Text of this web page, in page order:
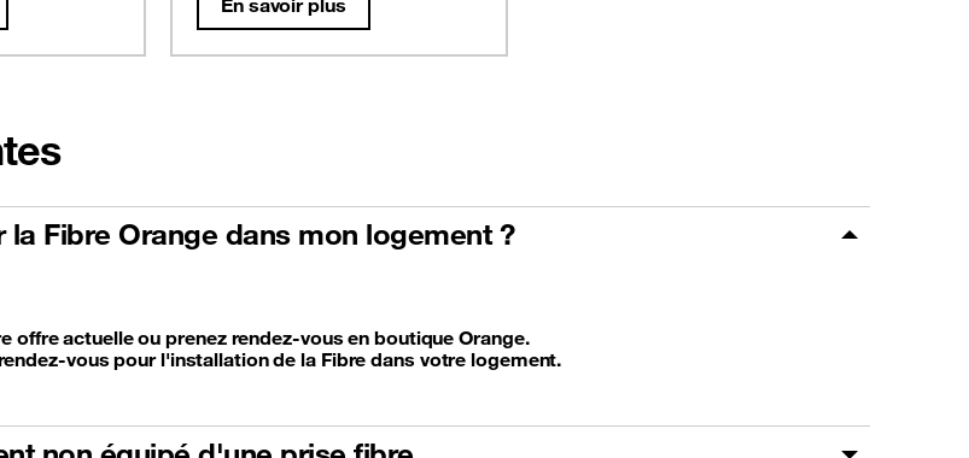
En savoir plus
Fibre Orange dans mon logement ?
offre actuelle ou prenez rendez-vous en boutique Orange.
vous pour l'installation de la Fibre dans votre logement.